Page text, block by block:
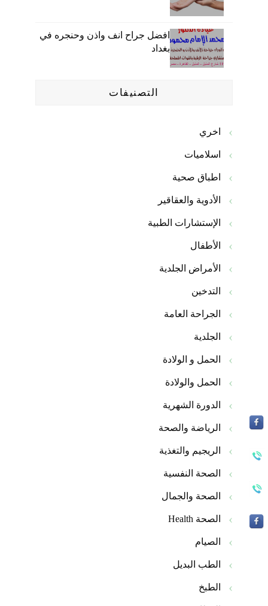
افضل جراح انف واذن وحنجره في
بغداد
التصنيفات
اخري
اسلاميات
اطباق صحية
الأدوية والعقاقير
الإستشارات الطبية
الأطفال
الأمراض الجلدية
التدخين
الجراحة العامة
الجلدية
الحمل و الولادة
الحمل والولادة
الدورة الشهرية
الرياضة والصحة
الريجيم والتغذية
الصحة النفسية
الصحة والجمال
الصحة Health
الصيام
الطب البديل
الطبخ